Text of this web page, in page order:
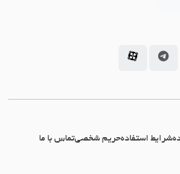
در توئیتر
جاما در لینکداین
سامانه جاما در تلگرام
سامانه جاما در آپارات
شرایط استفادهحریم شخصیتماس با ما